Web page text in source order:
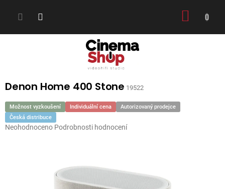
Denon Home 400 Stone 19522
Možnost vyzkoušení Individuální cena
Autorizovaný prodejce
Česká distribuce
Průměrné
Neohodnoceno Podrobnosti hodnocení